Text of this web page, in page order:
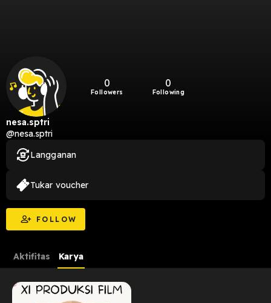
0
Followers
0
Following
nesa.sptri
@nesa.sptri
FOLLOW
Langganan
Tukar voucher
Aktifitas Karya